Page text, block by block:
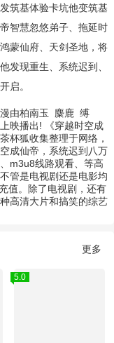
筑基体验卡坑他变筑基
智慧忽悠弟子、拖延时
蒙仙府、天剑圣地，将
发现重生、系统迟到、
启。
由柏南玉 麋鹿 缚
映播出! 《穿越时空成
杯狐收集整理于网络，
成仙帝，系统迟到八万
m3u8线路观看、等高
管是电视剧还是电影均
值。除了电视剧，还有
高清大片和搞笑的综艺
更多
5.0